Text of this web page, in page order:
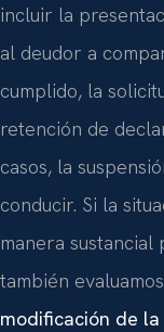
incluir la
al deudor a
cumplido, la
retención de
casos, la
conducir. Si la
manera
también
modificación de